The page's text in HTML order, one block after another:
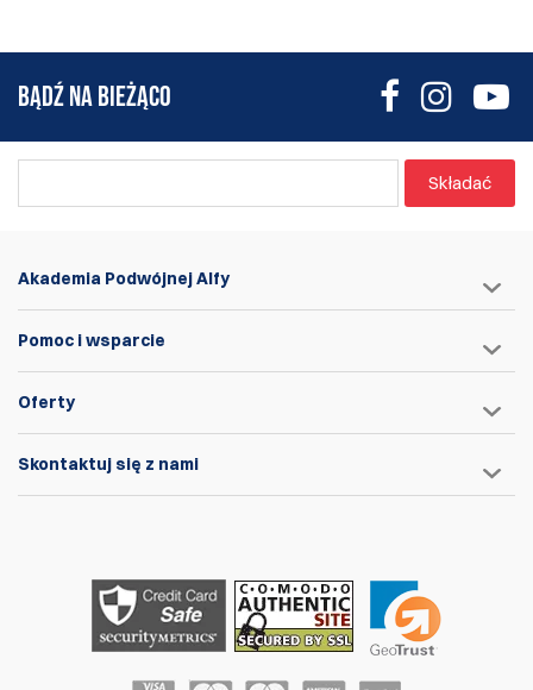
BĄDŹ NA BIEŻĄCO
Składać
Akademia Podwójnej Alfy
Pomoc i wsparcie
Oferty
Skontaktuj się z nami